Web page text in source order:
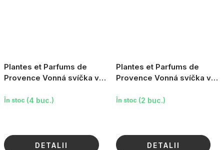
Plantes et Parfums de
Provence Vonná svíčka v
the Valley, 180g
În stoc (4 buc.)
DETALII
Plantes et Parfums de
Provence Vonná svíčka v
180g
În stoc (2 buc.)
DETALII